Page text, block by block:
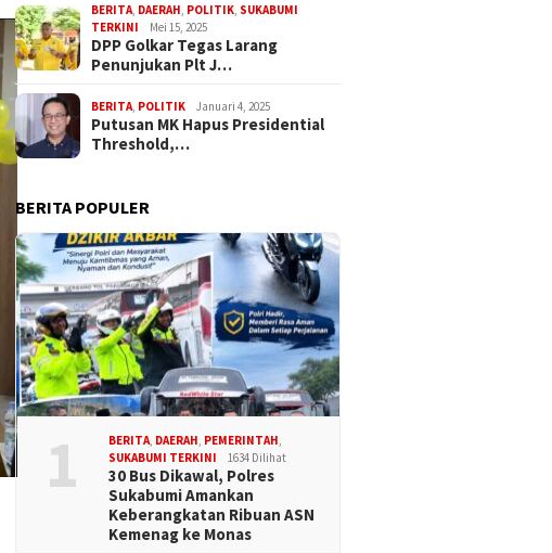
BERITA DAERAH POLITIK SUKABUMI
TERKINI
Mei 15, 2025
DPP Golkar Tegas Larang
Penunjukan Plt J…
BERITA POLITIK Januari 4, 2025
Putusan MK Hapus Presidential
Threshold,…
BERITA POPULER
1 BERITA, DAERAH, PEMERINTAH,
SUKABUMI TERKINI
1634 Dilihat
30 Bus Dikawal, Polres
Sukabumi Amankan
Keberangkatan Ribuan ASN
Kemenag ke Monas